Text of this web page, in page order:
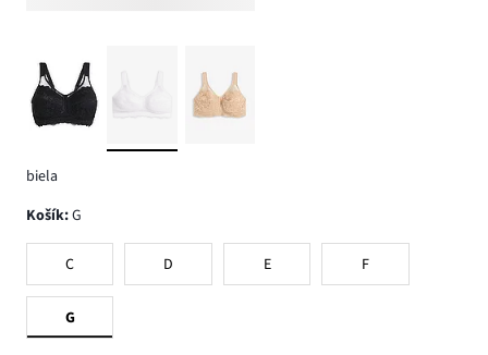
biela
Košík:G
C D E F
G